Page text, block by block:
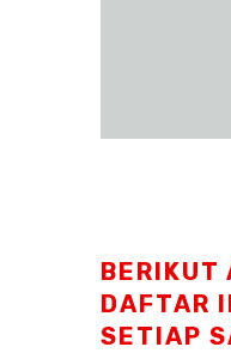
BERIKUT
DAFTAR
SETIAP